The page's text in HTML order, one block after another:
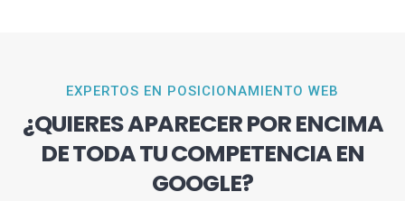
EXPERTOS EN POSICIONAMIENTO WEB
¿QUIERES APARECER POR ENCIMA
DE TODA TU COMPETENCIA EN
GOOGLE?